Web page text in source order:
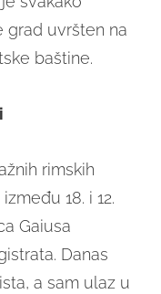
grad uvršten na
baštine.
rimskih
18. i 12.
Gaiusa
Danas
a sam ulaz u